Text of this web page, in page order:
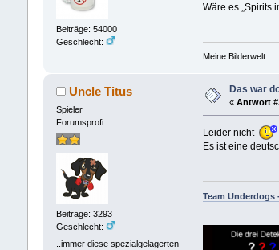
Beiträge: 54000
Geschlecht:
Wäre es „Spirits
Meine Bilderwelt:
Uncle Titus
Spieler
Forumsprofi
Beiträge: 3293
Geschlecht:
..immer diese spezialgelagerten
Das war
« Antwort
Leider nicht
Es ist eine
Team